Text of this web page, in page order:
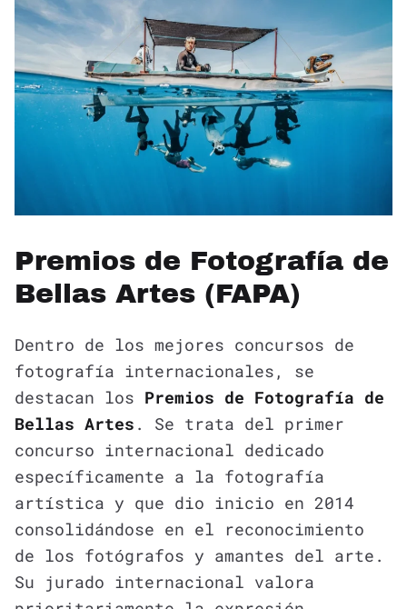
Premios de Fotografía de
Bellas Artes (FAPA)
Dentro de los mejores concursos de
fotografía internacionales, se
destacan los Premios de Fotografía de
Bellas Artes . Se trata del primer
concurso internacional dedicado
específicamente a la fotografía
artística y que dio inicio en 2014
consolidándose en el reconocimiento
de los fotógrafos y amantes del arte.
Su jurado internacional valora